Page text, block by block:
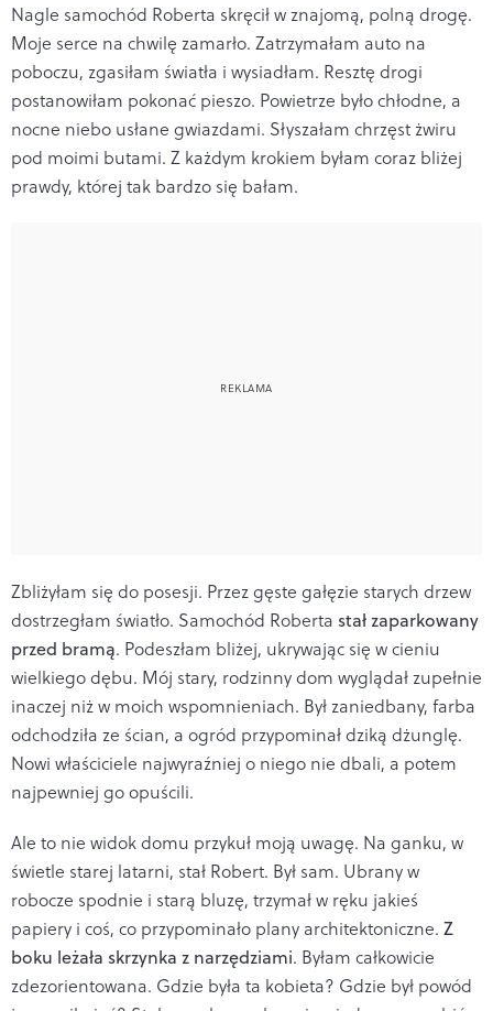
Nagle samochód Roberta skręcił w znajomą, polną drogę.
Moje serce na chwilę zamarło. Zatrzymałam auto na
poboczu, zgasiłam światła i wysiadłam. Resztę drogi
postanowiłam pokonać pieszo. Powietrze było chłodne, a
nocne niebo usłane gwiazdami. Słyszałam chrzęst żwiru
pod moimi butami. Z każdym krokiem byłam coraz bliżej
prawdy, której tak bardzo się bałam.
Zbliżyłam się do posesji. Przez gęste gałęzie starych drzew
dostrzegłam światło. Samochód Roberta stał zaparkowany
przed bramą. Podeszłam bliżej, ukrywając się w cieniu
wielkiego dębu. Mój stary, rodzinny dom wyglądał zupełnie
inaczej niż w moich wspomnieniach. Był zaniedbany, farba
odchodziła ze ścian, a ogród przypominał dziką dżunglę.
Nowi właściciele najwyraźniej o niego nie dbali, a potem
najpewniej go opuścili.
Ale to nie widok domu przykuł moją uwagę. Na ganku, w
świetle starej latarni, stał Robert. Był sam. Ubrany w
robocze spodnie i starą bluzę, trzymał w ręku jakieś
papiery i coś, co przypominało plany architektoniczne. Z
boku leżała skrzynka z narzędziami. Byłam całkowicie
zdezorientowana. Gdzie była ta kobieta? Gdzie był powód